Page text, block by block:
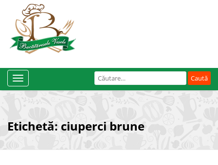
Caută
după:
Toggle
Navigation
Etichetă: ciuperci brune